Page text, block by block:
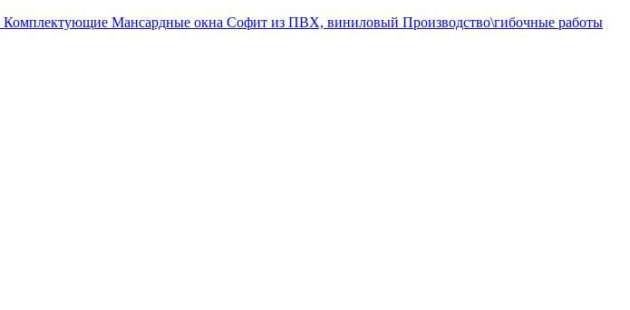
Комплектующие Мансардные окна Софит из ПВХ, виниловый Производство\гибочные работы